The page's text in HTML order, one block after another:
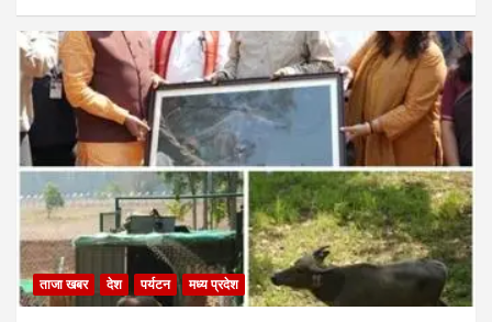
ताजा खबर देश पर्यटन मध्य प्रदेश